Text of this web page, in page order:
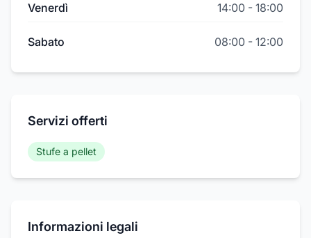
Venerdì 14:00 - 18:00
Sabato 08:00 - 12:00
Servizi offerti
Stufe a pellet
Informazioni legali